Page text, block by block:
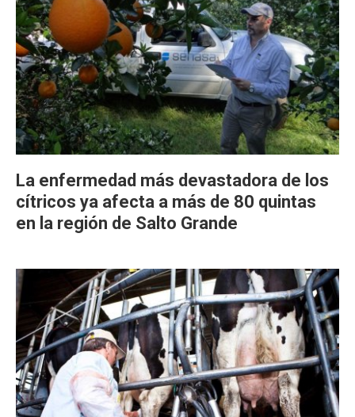
La enfermedad más devastadora de los
cítricos ya afecta a más de 80 quintas
en la región de Salto Grande